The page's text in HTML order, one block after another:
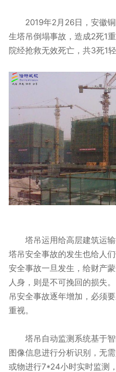
2019年2月26日，安徽铜
生塔吊倒塌事故，造成2死1
院经抢救无效死亡，共3死1轻
塔吊运用给高层建筑运输
塔吊安全事故的发生也给人
安全事故一旦发生，给财产
人身，则是不可挽回的损失
吊安全事故逐年增加，必须
重视。
塔吊自动监测系统基于智
图像信息进行分析识别，无
或物进行7*24小时实时监测